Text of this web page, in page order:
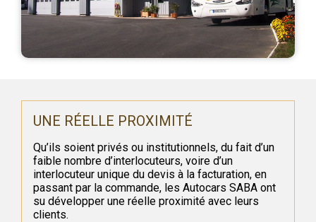
UNE RÉELLE PROXIMITÉ
Qu’ils soient privés ou institutionnels, du fait d’un
faible nombre d’interlocuteurs, voire d’un
interlocuteur unique du devis à la facturation, en
passant par la commande, les Autocars SABA ont
su développer une réelle proximité avec leurs
clients.